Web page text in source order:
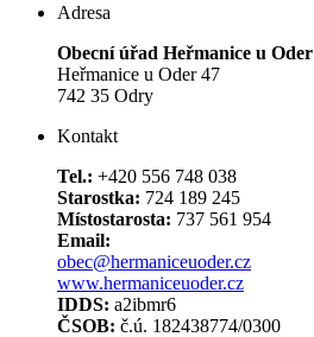
Adresa
Obecní úřad Heřmanice u Oder
Heřmanice u Oder 47
742 35 Odry
Kontakt
Tel.: +420 556 748 038
Starostka: 724 189 245
Místostarosta: 737 561 954
Email:
obec@hermaniceuoder.cz
www.hermaniceuoder.cz
IDDS: a2ibmr6
ČSOB: č.ú. 182438774/0300